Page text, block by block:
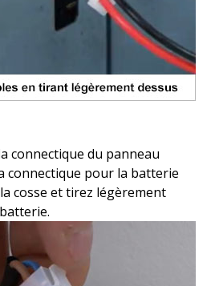
connectique du panneau
connectique pour la batterie
cosse et tirez légèrement